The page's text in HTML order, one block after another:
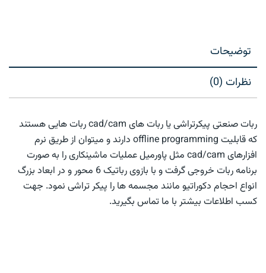
توضیحات
نظرات (0)
ربات صنعتی پیکرتراشی یا ربات های cad/cam ربات هایی هستند
که قابلیت offline programming دارند و میتوان از طریق نرم
افزارهای cad/cam مثل پاورمیل عملیات ماشینکاری را به صورت
برنامه ربات خروجی گرفت و با بازوی رباتیک 6 محور و در ابعاد بزرگ
انواع احجام دکوراتیو مانند مجسمه ها را پیکر تراشی نمود. جهت
کسب اطلاعات بیشتر با ما تماس بگیرید.